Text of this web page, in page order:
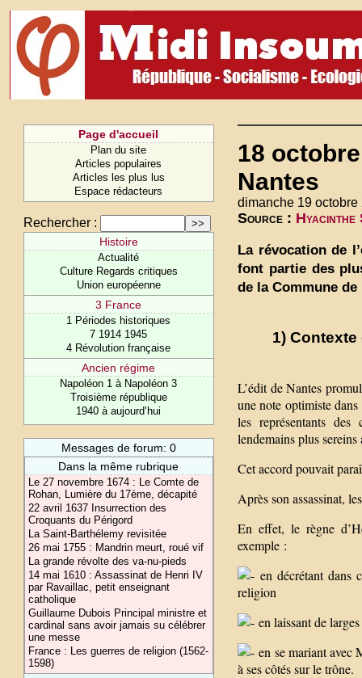
Page d'accueil
Plan du site
Articles populaires
Articles les plus lus
Espace rédacteurs
Rechercher :
Histoire
Actualité
Culture Regards critiques
Union européenne
3 France
1 Périodes historiques
7 1914 1945
4 Révolution française
Ancien régime
Napoléon 1 à Napoléon 3
Troisième république
1940 à aujourd’hui
Messages de forum: 0
Dans la même rubrique
Le 27 novembre 1674 : Le Comte de
Rohan, Lumière du 17ème, décapité
22 avril 1637 Insurrection des
Croquants du Périgord
La Saint-Barthélemy revisitée
26 mai 1755 : Mandrin meurt, roué vif
La grande révolte des va-nu-pieds
14 mai 1610 : Assassinat de Henri IV
par Ravaillac, petit enseignant
catholique
Guillaume Dubois Principal ministre et
cardinal sans avoir jamais su célébrer
une messe
France : Les guerres de religion (1562-
1598)
18
Nantes
dimanche 19 octobre
Source : Hyacinthe
La révocation de
font partie des
de la Commune de
1)
L’édit de Nantes
une note optimiste
les représentants des
lendemains plus
Cet accord pouvait
Après son assassinat,
En effet, le règne
exemple :
en décrétant dans
religion
en laissant de
en se mariant avec
à ses côtés sur le trône.